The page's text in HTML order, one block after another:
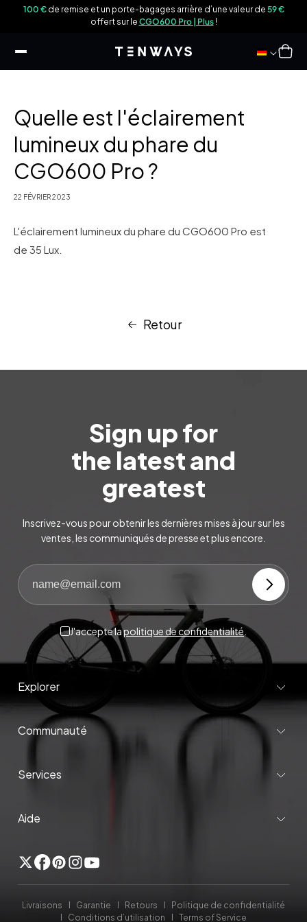
100 €de remise et un porte-bagages arrière d’une valeur de 59 €
offert sur le CGO600 Pro | Plus!
Panier
Quelle est l'éclairement
lumineux du phare du
CGO600 Pro ?
22 FÉVRIER 2023
L'éclairement lumineux du phare du CGO600 Pro est
de 35 Lux.
Retour
Sign up for
the latest and
greatest
Inscrivez-vous pour obtenir les dernières mises à jour sur les
ventes, les communiqués de presse et plus encore.
J'accepte lapolitique de confidentialité
Explorer
Communauté
Services
Aide
TwitterFacebook
Pinterest
Instagram
YouTube
Livraisons Garantie Retours
Politique de confidentialité
Conditions d’utilisation
Terms of Service